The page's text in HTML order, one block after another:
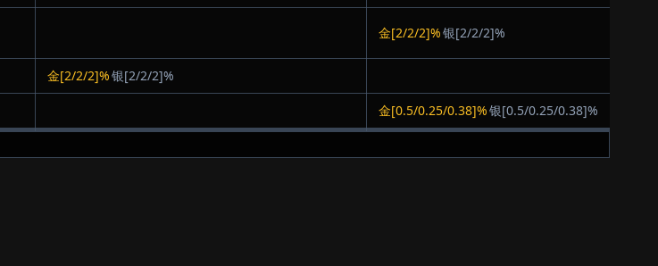
金[2/2/2]%银[2/2/2]%
金[2/2/2]%银[2/2/2]%
金[0.5/0.25/0.38]%银[0.5/0.25/0.38]%